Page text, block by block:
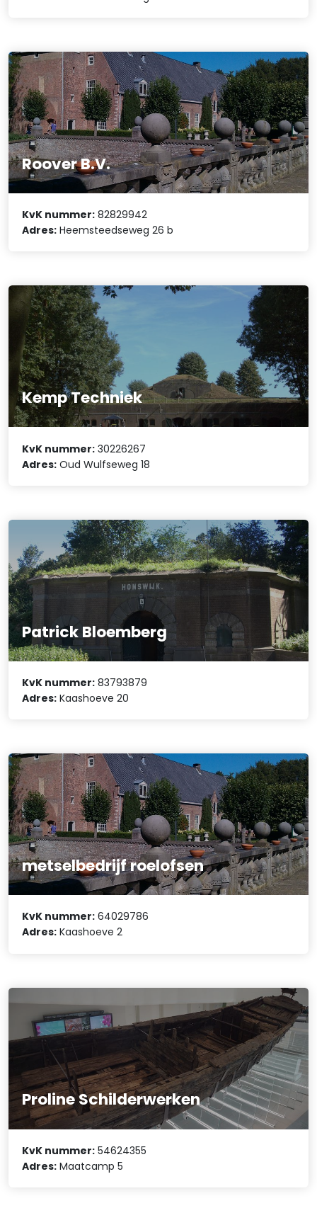
Roover B.V.
KvK nummer: 82829942
Adres: Heemsteedseweg 26 b
Kemp Techniek
KvK nummer: 30226267
Adres: Oud Wulfseweg 18
Patrick Bloemberg
KvK nummer: 83793879
Adres: Kaashoeve 20
metselbedrijf roelofsen
KvK nummer: 64029786
Adres: Kaashoeve 2
Proline Schilderwerken
KvK nummer: 54624355
Adres: Maatcamp 5